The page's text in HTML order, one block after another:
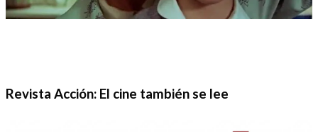
Revista Acción: El cine también se lee